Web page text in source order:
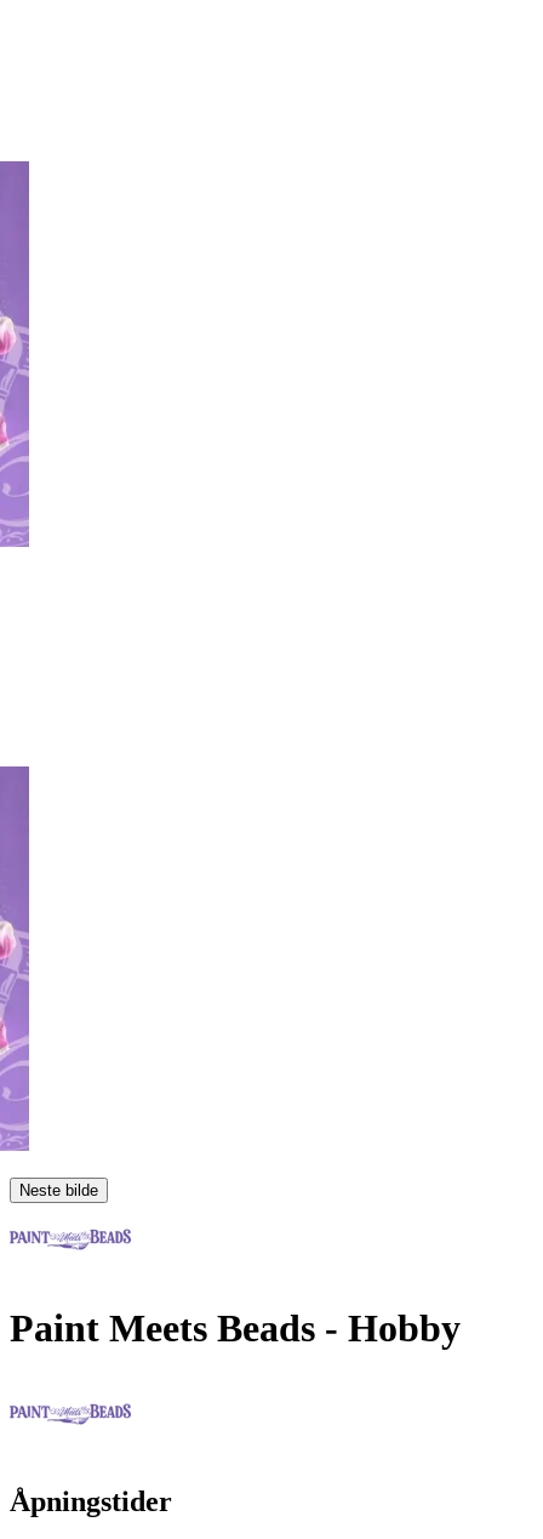
Neste bilde
Paint Meets Beads - Hobby
Åpningstider